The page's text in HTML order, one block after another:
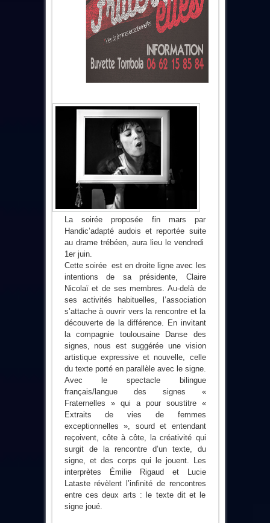
La soirée proposée fin mars par
Handic’adapté audois et reportée suite
au drame trébéen, aura lieu le vendredi
1er juin.
Cette soirée est en droite ligne avec les
intentions de sa présidente, Claire
Nicolaï et de ses membres. Au-delà de
ses activités habituelles, l’association
s’attache à ouvrir vers la rencontre et la
découverte de la différence. En invitant
la compagnie toulousaine Danse des
signes, nous est suggérée une vision
artistique expressive et nouvelle, celle
du texte porté en parallèle avec le signe.
Avec le spectacle bilingue
français/langue des signes «
Fraternelles » qui a pour soustitre «
Extraits de vies de femmes
exceptionnelles », sourd et entendant
reçoivent, côte à côte, la créativité qui
surgit de la rencontre d’un texte, du
signe, et des corps qui le jouent. Les
interprètes Émilie Rigaud et Lucie
Lataste révèlent l’infinité de rencontres
entre ces deux arts : le texte dit et le
signe joué.